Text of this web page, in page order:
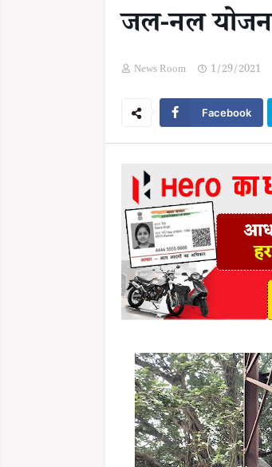
जल-नल योजना
News Room 1/29/2021
Facebook